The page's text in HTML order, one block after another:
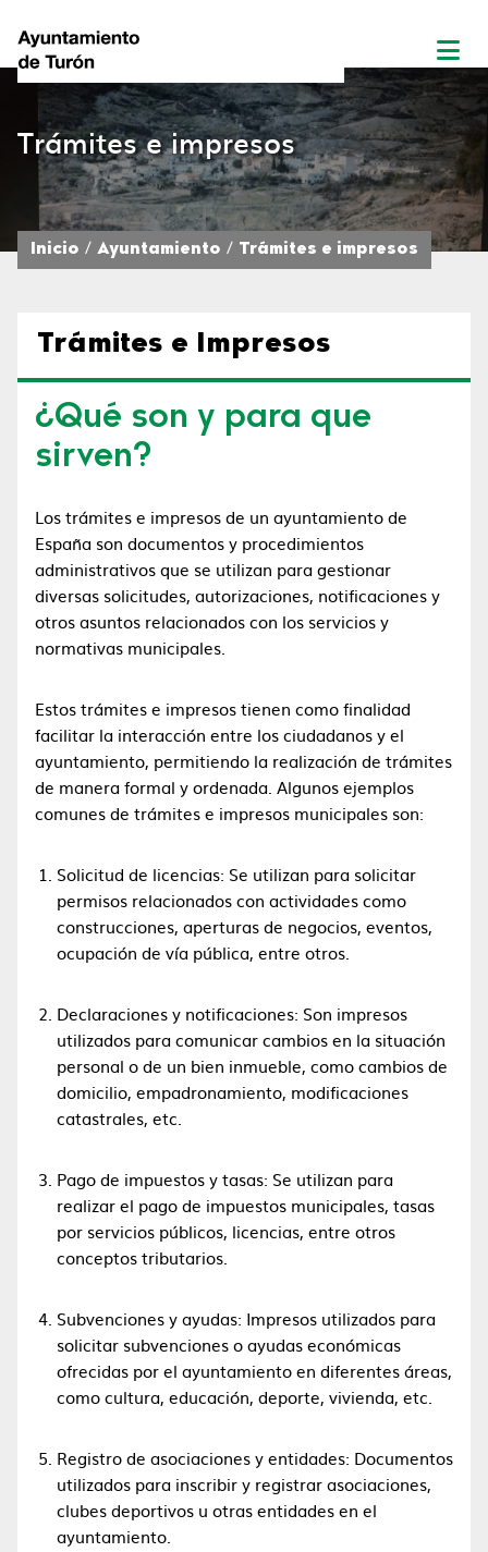
Trámites e impresos
Inicio Ayuntamiento Trámites e impresos
Trámites e Impresos
¿Qué son y para que
sirven?
Los trámites e impresos de un ayuntamiento de
España son documentos y procedimientos
administrativos que se utilizan para gestionar
diversas solicitudes, autorizaciones, notificaciones y
otros asuntos relacionados con los servicios y
normativas municipales.
Estos trámites e impresos tienen como finalidad
facilitar la interacción entre los ciudadanos y el
ayuntamiento, permitiendo la realización de trámites
de manera formal y ordenada. Algunos ejemplos
comunes de trámites e impresos municipales son:
Solicitud de licencias: Se utilizan para solicitar
permisos relacionados con actividades como
construcciones, aperturas de negocios, eventos,
ocupación de vía pública, entre otros.
Declaraciones y notificaciones: Son impresos
utilizados para comunicar cambios en la situación
personal o de un bien inmueble, como cambios de
domicilio, empadronamiento, modificaciones
catastrales, etc.
Pago de impuestos y tasas: Se utilizan para
realizar el pago de impuestos municipales, tasas
por servicios públicos, licencias, entre otros
conceptos tributarios.
Subvenciones y ayudas: Impresos utilizados para
solicitar subvenciones o ayudas económicas
ofrecidas por el ayuntamiento en diferentes áreas,
como cultura, educación, deporte, vivienda, etc.
Registro de asociaciones y entidades: Documentos
utilizados para inscribir y registrar asociaciones,
clubes deportivos u otras entidades en el
ayuntamiento.